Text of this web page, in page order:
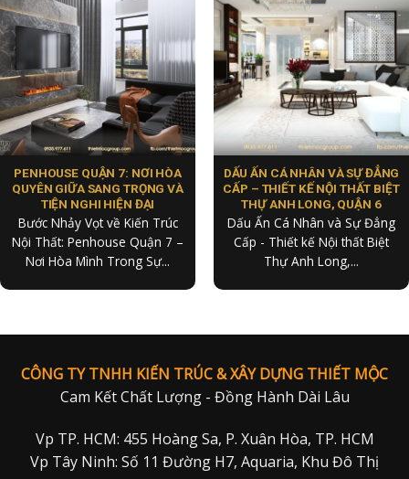
PENHOUSE QUẬN 7: NƠI HÒA
QUYÊN GIỮA SANG TRỌNG VÀ
TIỆN NGHI HIỆN ĐẠI
Bước Nhảy Vọt về Kiến Trúc
Nội Thất: Penhouse Quận 7 –
Nơi Hòa Mình Trong Sự...
DẤU ẤN CÁ NHÂN VÀ SỰ ĐẲNG
CẤP – THIẾT KẾ NỘI THẤT BIỆT
THỰ ANH LONG, QUẬN 6
Dấu Ấn Cá Nhân và Sự Đẳng
Cấp - Thiết kế Nội thất Biệt
Thự Anh Long,...
CÔNG TY TNHH KIẾN TRÚC & XÂY DỰNG THIẾT MỘC
Cam Kết Chất Lượng - Đồng Hành Dài Lâu
Vp TP. HCM: 455 Hoàng Sa, P. Xuân Hòa, TP. HCM
Vp Tây Ninh: Số 11 Đường H7, Aquaria, Khu Đô Thị